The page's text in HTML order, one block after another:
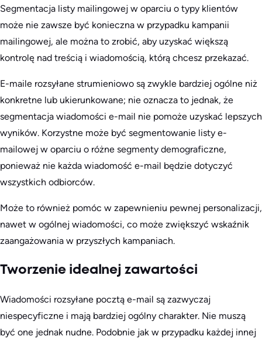
Segmentacja listy mailingowej w oparciu o typy klientów
może nie zawsze być konieczna w przypadku kampanii
mailingowej, ale można to zrobić, aby uzyskać większą
kontrolę nad treścią i wiadomością, którą chcesz przekazać.
E-maile rozsyłane strumieniowo są zwykle bardziej ogólne niż
konkretne lub ukierunkowane; nie oznacza to jednak, że
segmentacja wiadomości e-mail nie pomoże uzyskać lepszych
wyników. Korzystne może być segmentowanie listy e-
mailowej w oparciu o różne segmenty demograficzne,
ponieważ nie każda wiadomość e-mail będzie dotyczyć
wszystkich odbiorców.
Może to również pomóc w zapewnieniu pewnej personalizacji,
nawet w ogólnej wiadomości, co może zwiększyć wskaźnik
zaangażowania w przyszłych kampaniach.
Tworzenie idealnej zawartości
Wiadomości rozsyłane pocztą e-mail są zazwyczaj
niespecyficzne i mają bardziej ogólny charakter. Nie muszą
być one jednak nudne. Podobnie jak w przypadku każdej innej